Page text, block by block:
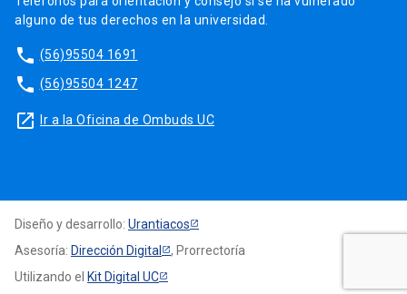
alguno de tus derechos en la universidad.
phone (56)95504 1691
phone (56)95504 1247
launch Ir a la Oficina de Ombuds UC
Diseño y desarrollo: Urantiacos
Asesoría: Dirección Digital
, Prorrectoría
Utilizando el Kit Digital UC